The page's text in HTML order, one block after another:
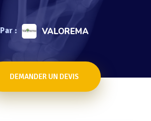
Par : VALOREMA
DEMANDER UN DEVIS